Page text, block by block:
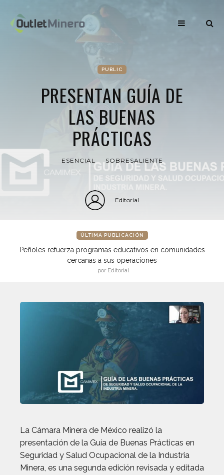
PUBLIC
PRESENTAN GUÍA DE
LAS BUENAS
PRÁCTICAS
ESENCIAL SOBRESALIENTE
Editorial
ÚLTIMA PUBLICACIÓN
Peñoles refuerza programas educativos en comunidades
cercanas a sus operaciones
por Editorial
La Cámara Minera de México realizó la
presentación de la Guía de Buenas Prácticas en
Seguridad y Salud Ocupacional de la Industria
Minera, es una segunda edición revisada y editada